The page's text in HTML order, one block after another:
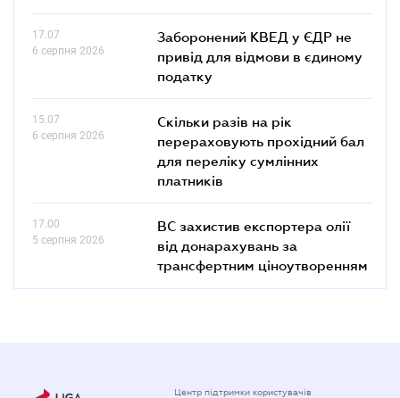
17.07
6 серпня 2026
Заборонений КВЕД у ЄДР не
привід для відмови в єдиному
податку
15.07
6 серпня 2026
Скільки разів на рік
перераховують прохідний бал
для переліку сумлінних
платників
17.00
5 серпня 2026
ВС захистив експортера олії
від донарахувань за
трансфертним ціноутворенням
Центр підтримки користувачів